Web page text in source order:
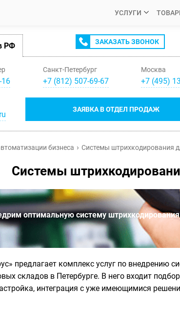
УСЛУГИ
РФ ЗАКАЗАТЬ ЗВОНОК
16
Санкт-Петербург
+7(812) 507-69-67
Москва
+7 (495)
ЗАЯВКА В ОТДЕЛ ПРОДАЖ
бизнеса Системы штрихкодирования
Системы
оптимальную систему
предлагает комплекс услуг по внедрению
складов в Петербурге. В него входит
интеграция с уже имеющимися